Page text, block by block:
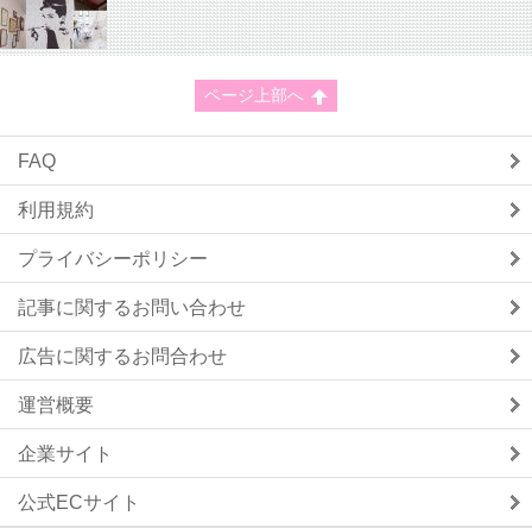
ページ上部へ
FAQ
利用規約
プライバシーポリシー
記事に関するお問い合わせ
広告に関するお問合わせ
運営概要
企業サイト
公式ECサイト